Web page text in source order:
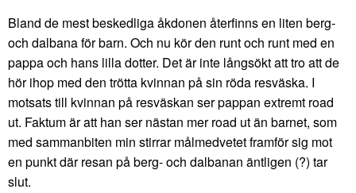
Bland de mest beskedliga åkdonen återfinns en liten berg-
och dalbana för barn. Och nu kör den runt och runt med en
pappa och hans lilla dotter. Det är inte långsökt att tro att de
hör ihop med den trötta kvinnan på sin röda resväska. I
motsats till kvinnan på resväskan ser pappan extremt road
ut. Faktum är att han ser nästan mer road ut än barnet, som
med sammanbiten min stirrar målmedvetet framför sig mot
en punkt där resan på berg- och dalbanan äntligen (?) tar
slut.